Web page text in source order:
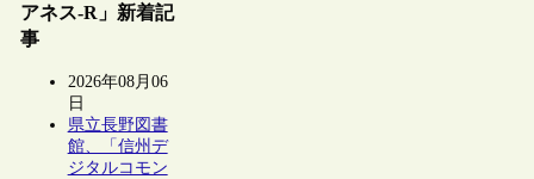
アネス-R」新着記
事
2026年08月06
日
県立長野図書
館、「信州デ
ジタルコモン